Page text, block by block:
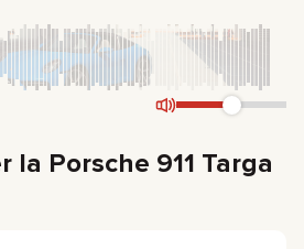
la Porsche 911 Targa